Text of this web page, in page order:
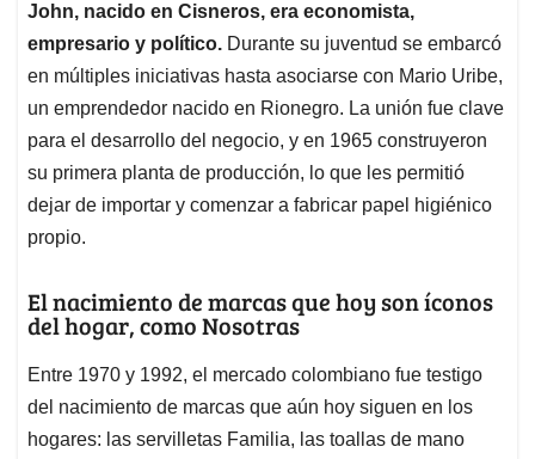
John, nacido en Cisneros, era economista,
empresario y político. Durante su juventud se embarcó
en múltiples iniciativas hasta asociarse con Mario Uribe,
un emprendedor nacido en Rionegro. La unión fue clave
para el desarrollo del negocio, y en 1965 construyeron
su primera planta de producción, lo que les permitió
dejar de importar y comenzar a fabricar papel higiénico
propio.
El nacimiento de marcas que hoy son íconos
del hogar, como Nosotras
Entre 1970 y 1992, el mercado colombiano fue testigo
del nacimiento de marcas que aún hoy siguen en los
hogares: las servilletas Familia, las toallas de mano